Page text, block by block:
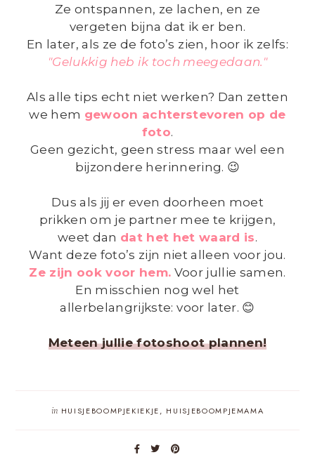
Ze ontspannen, ze lachen, en ze
vergeten bijna dat ik er ben.
En later, als ze de foto’s zien, hoor ik zelfs:
"Gelukkig heb ik toch meegedaan."
Als alle tips echt niet werken? Dan zetten
we hem gewoon achterstevoren op de
foto.
Geen gezicht, geen stress maar wel een
bijzondere herinnering. 😉
Dus als jij er even doorheen moet
prikken om je partner mee te krijgen,
weet dan dat het het waard is.
Want deze foto’s zijn niet alleen voor jou.
Ze zijn ook voor hem. Voor jullie samen.
En misschien nog wel het
allerbelangrijkste: voor later. 😊
Meteen jullie fotoshoot plannen!
in HUISJEBOOMPJEKIEKJE, HUISJEBOOMPJEMAMA